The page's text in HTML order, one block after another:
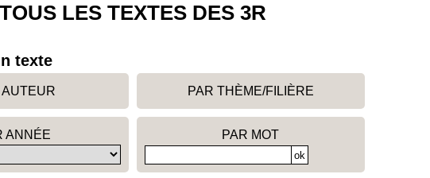
TOUS LES TEXTES DES 3R
texte
AUTEUR PAR THÈME/FILIÈRE
ANNÉE PAR MOT